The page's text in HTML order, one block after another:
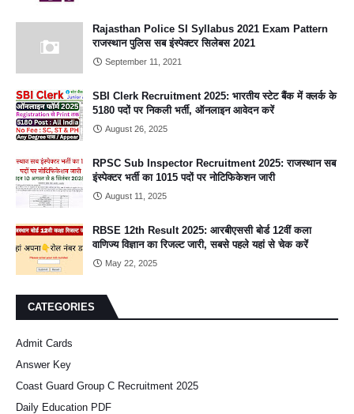
Rajasthan Police SI Syllabus 2021 Exam Pattern
राजस्थान पुलिस सब इंस्पेक्टर सिलेबस 2021
September 11, 2021
SBI Clerk Recruitment 2025: भारतीय स्टेट बैंक में क्लर्क के
5180 पदों पर निकली भर्ती, ऑनलाइन आवेदन करें
August 26, 2025
RPSC Sub Inspector Recruitment 2025: राजस्थान सब
इंस्पेक्टर भर्ती का 1015 पदों पर नोटिफिकेशन जारी
August 11, 2025
RBSE 12th Result 2025: आरबीएससी बोर्ड 12वीं कला
वाणिज्य विज्ञान का रिजल्ट जारी, सबसे पहले यहां से चेक करें
May 22, 2025
CATEGORIES
Admit Cards
Answer Key
Coast Guard Group C Recruitment 2025
Daily Education PDF